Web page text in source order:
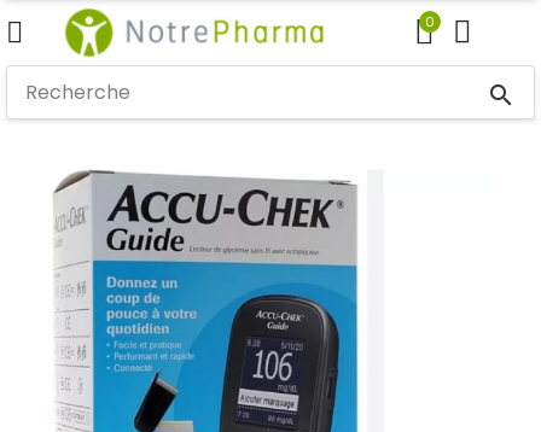
0
search